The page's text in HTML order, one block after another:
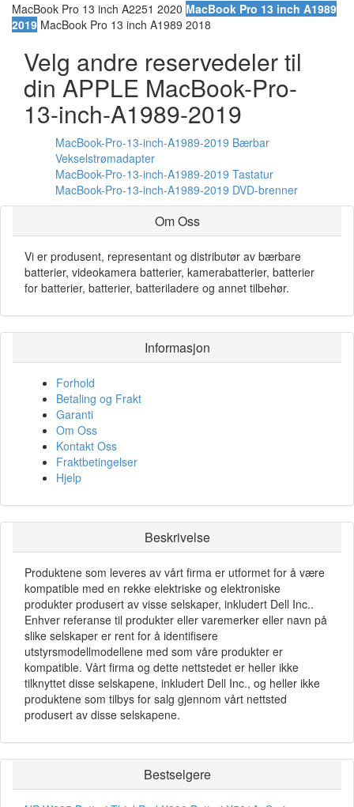
MacBook Pro 13 inch A2251 2020 MacBook Pro 13 inch A1989
2019 MacBook Pro 13 inch A1989 2018
Velg andre reservedeler til
din APPLE MacBook-Pro-
13-inch-A1989-2019
MacBook-Pro-13-inch-A1989-2019 Bærbar
Vekselstrømadapter
MacBook-Pro-13-inch-A1989-2019 Tastatur
MacBook-Pro-13-inch-A1989-2019 DVD-brenner
Om Oss
Vi er produsent, representant og distributør av bærbare
batterier, videokamera batterier, kamerabatterier, batterier
for batterier, batterier, batteriladere og annet tilbehør.
Informasjon
Forhold
Betaling og Frakt
Garanti
Om Oss
Kontakt Oss
Fraktbetingelser
Hjelp
Beskrivelse
Produktene som leveres av vårt firma er utformet for å være
kompatible med en rekke elektriske og elektroniske
produkter produsert av visse selskaper, inkludert Dell Inc..
Enhver referanse til produkter eller varemerker eller navn på
slike selskaper er rent for å identifisere
utstyrsmodellmodellene med som våre produkter er
kompatible. Vårt firma og dette nettstedet er heller ikke
tilknyttet disse selskapene, inkludert Dell Inc., og heller ikke
produktene som tilbys for salg gjennom vårt nettsted
produsert av disse selskapene.
Bestselgere